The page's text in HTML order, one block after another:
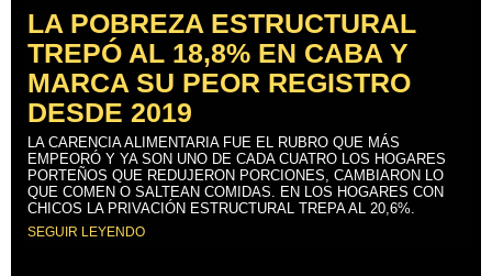
LA POBREZA ESTRUCTURAL
TREPÓ AL 18,8% EN CABA Y
MARCA SU PEOR REGISTRO
DESDE 2019
LA CARENCIA ALIMENTARIA FUE EL RUBRO QUE MÁS
EMPEORÓ Y YA SON UNO DE CADA CUATRO LOS HOGARES
PORTEÑOS QUE REDUJERON PORCIONES, CAMBIARON LO
QUE COMEN O SALTEAN COMIDAS. EN LOS HOGARES CON
CHICOS LA PRIVACIÓN ESTRUCTURAL TREPA AL 20,6%.
SEGUIR LEYENDO